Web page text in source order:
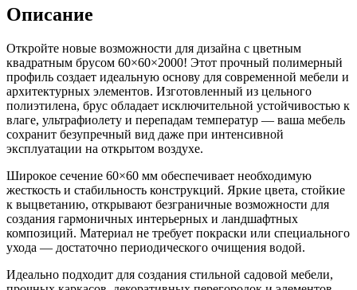
Описание
Откройте новые возможности для дизайна с цветным
квадратным брусом 60×60×2000! Этот прочный полимерный
профиль создает идеальную основу для современной мебели и
архитектурных элементов. Изготовленный из цельного
полиэтилена, брус обладает исключительной устойчивостью к
влаге, ультрафиолету и перепадам температур — ваша мебель
сохранит безупречный вид даже при интенсивной
эксплуатации на открытом воздухе.
Широкое сечение 60×60 мм обеспечивает необходимую
жесткость и стабильность конструкций. Яркие цвета, стойкие
к выцветанию, открывают безграничные возможности для
создания гармоничных интерьерных и ландшафтных
композиций. Материал не требует покраски или специального
ухода — достаточно периодического очищения водой.
Идеально подходит для создания стильной садовой мебели,